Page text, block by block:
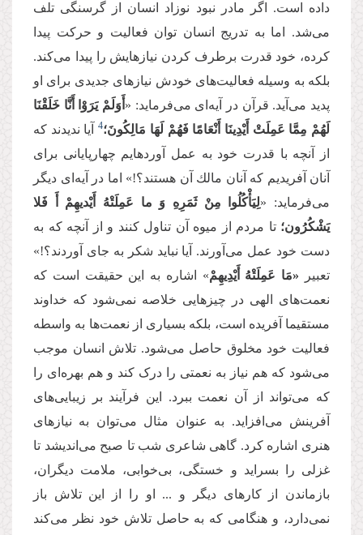
داده است. اگر مادر نبود نوزاد انسان از گرسنگی تلف
می‌شد. اما به تدریج انسان توان فعالیت و حرکت پیدا
کرده، خود قدرت برطرف کردن نیازهایش را پیدا می‌کند.
بلکه به وسیله فعالیت‌های خودش نیازهای جدیدی برای او
پدید می‌آید. قرآن در آیه‌ای می‌فرماید: « أَوَلَمْ یَرَوْا أَنَّا خَلَقْنَا
لَهُمْ مِمَّا عَمِلَتْ أَیْدِینَا أَنْعَامًا فَهُمْ لَهَا مَالِكُونَ؛4آیا ندیدند كه
از آنچه با قدرت خود به عمل آورده‏ایم چهارپایانى براى
آنان آفریدیم كه آنان مالك آن هستند؟!» اما در آیه‌ای دیگر
می‌فرماید: «لِیَأْكُلُوا مِنْ ثَمَرِهِ وَ ما عَمِلَتْهُ أَیْدیهِمْ أَ فَلا
یَشْكُرُون‏؛ تا مردم از میوه آن تناول کنند و از آنچه که به
دست خود عمل می‌آورند. آیا نباید شکر به جای آوردند؟!»‌
تعبیر «مَا عَمِلَتْهُ أَیْدِیهِمْ» اشاره به این حقیقت است که
نعمت‌های الهی در چیزهایی خلاصه نمی‌شود که خداوند
مستقیما آفریده است، بلکه بسیاری از نعمت‌ها به واسطه
فعالیت خود مخلوق حاصل می‌شود. تلاش انسان موجب
می‌شود که هم نیاز به نعمتی را درک کند و هم بهره‌ای را
که می‌تواند از آن نعمت ببرد. این فرآیند بر زیبایی‌های
آفرینش می‌افزاید. به عنوان مثال می‌توان به نیازهای
هنری اشاره کرد. گاهی شاعری شب تا صبح می‌اندیشد تا
غزلی را بسراید و خستگی، بی‌خوابی، ملامت دیگران،
بازماندن از کارهای دیگر و ... او را از این تلاش باز
نمی‌دارد، و هنگامی که به حاصل تلاش خود نظر می‌کند